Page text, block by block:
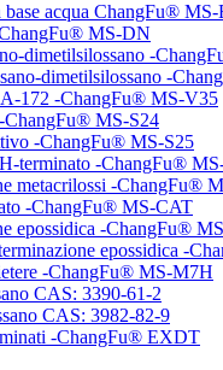
acqua ChangFu® MS-
MS-DN
dimetilsilossano -
dimetilsilossano -
172 -ChangFu® MS-V35
ChangFu® MS-S24
-ChangFu® MS-S25
terminato -ChangFu®
metacrilossi -ChangFu®
-ChangFu® MS-CAT
epossidica -ChangFu®
epossidica -
-ChangFu® MS-M7H
CAS: 3390-61-2
CAS: 3982-82-9
-ChangFu® EXDT